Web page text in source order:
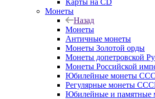
Карты на CD
Монеты
Назад
Монеты
Античные монеты
Монеты Золотой орды
Монеты допетровской
Монеты Российской
Юбилейные монеты
Регулярные монеты
Юбилейные и памятные